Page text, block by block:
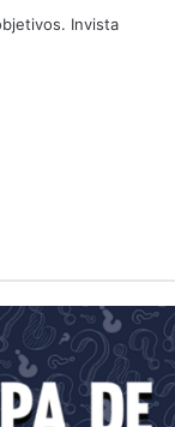
Invista